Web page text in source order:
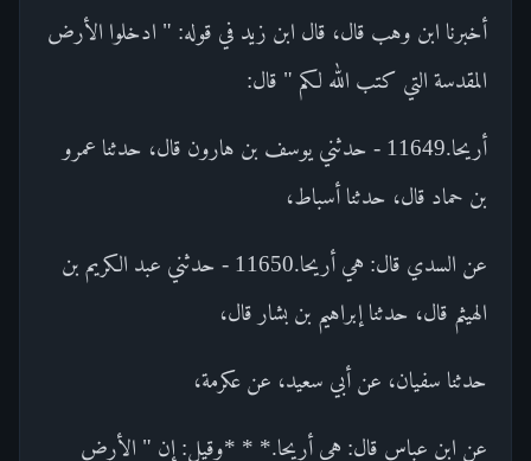
أخبرنا ابن وهب قال، قال ابن زيد في قوله: " ادخلوا الأرض
المقدسة التي كتب الله لكم " قال:
أريحا.11649 - حدثني يوسف بن هارون قال، حدثنا عمرو
بن حماد قال، حدثنا أسباط،
عن السدي قال: هي أريحا.11650 - حدثني عبد الكريم بن
الهيثم قال، حدثنا إبراهيم بن بشار قال،
حدثنا سفيان، عن أبي سعيد، عن عكرمة،
عن ابن عباس قال: هي أريحا.* * *وقيل: إن " الأرض